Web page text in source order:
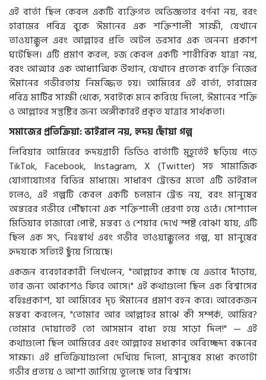
এই বার্তা ছিল কেবল একটি ব্যক্তিগত অভিজ্ঞতার বর্ণনা নয়, বরং
হারামের পবিত্র বুকে ঈমানের এক শক্তিশালী সাক্ষী, যেখানে
তাওয়াক্কুল এবং আল্লাহর প্রতি অটল ভরসার এক অনন্য প্রকাশ
ঘটেছিল। এটি প্রমাণ করল, হজ কেবল একটি শারীরিক যাত্রা নয়,
বরং আত্মার এক আধ্যাত্মিক উত্থান, যেখানে প্রত্যেক ব্যক্তি নিজের
ঈমানের গভীরতায় নিমজ্জিত হয়। আমিরের এই বার্তা, হারামের
পবিত্র মাটির সাক্ষী থেকে, সবাইকে মনে করিয়ে দিলো, ঈমানের শক্তি
ও আল্লাহর সন্তুষ্টির জন্য অঙ্গীকারই প্রকৃত যাত্রার সার্থকতা।
সমাজের প্রতিক্রিয়া: ভাইরাল নয়, হৃদয় ছোঁয়া গল্প
লিবিয়ার আমিরের হৃদয়গ্রাহী ভিডিও বার্তাটি মুহূর্তেই ছড়িয়ে পড়ে
TikTok, Facebook, Instagram, X (Twitter) সহ সামাজিক
যোগাযোগের বিভিন্ন মাধ্যমে। সাধারণ ট্রেন্ডের মতো এটি ভাইরাল
হলেও, এই গল্পটি কেবল একটি চলমান ট্রেন্ড নয়, বরং মানুষের
অন্তরের গভীরে পৌঁছানো এক শক্তিশালী প্রেরণা হয়ে ওঠে। সোশ্যাল
মিডিয়ার হাজারো পোস্ট, মন্তব্য ও শেয়ার দেখে স্পষ্ট বোঝা যায়, এটি
ছিল এক সৎ, নিঃস্বার্থ এবং গভীর তাওয়াক্কুলের গল্প, যা মানুষের
হৃদয়কে সত্যিই ছুঁয়ে গিয়েছে।
একজন ব্যবহারকারী লিখলেন, "আল্লাহর কাছে যে এভাবে দাঁড়ায়,
তার জন্য আকাশও ফিরে আসে।" এই কথাগুলো ছিল এক বিশ্বাসের
বহিঃপ্রকাশ, যা আমিরের দৃঢ় ঈমানের প্রমাণ বহন করে। আরেকজন
মন্তব্য করলেন, "তোমার আর আল্লাহর মাঝে কী সম্পর্ক, আমির?
তোমার দোয়াতেই তো আসমান বাধ্য হয়ে সাড়া দিল!" — এই
কথাগুলো ছিল আমিরের এবং আল্লাহর মধ্যকার অবিচ্ছেদ্য বন্ধনের
সাক্ষ্য। এই প্রতিক্রিয়াগুলো দেখিয়ে দিলো, মানুষের মধ্যে কতোটা
গভীর প্রত্যয় ও আশা জাগিয়ে তুলেছে তার বিশ্বাস।